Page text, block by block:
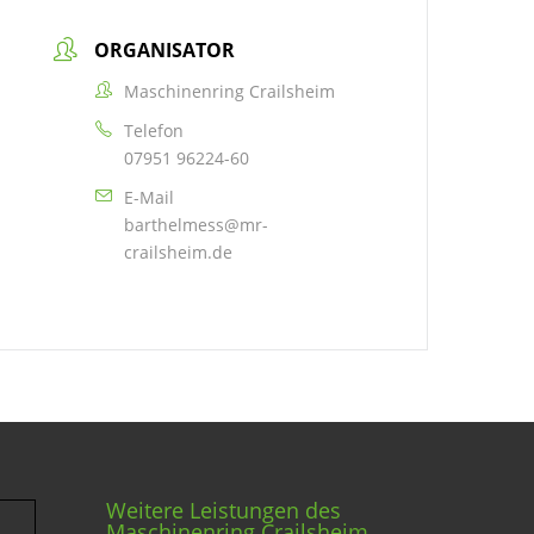
ORGANISATOR
Maschinenring Crailsheim
Telefon
07951 96224-60
E-Mail
barthelmess@mr-
crailsheim.de
Weitere Leistungen des